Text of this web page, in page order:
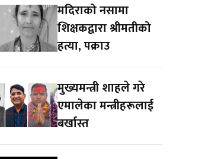
मदिराको नसामा
शिक्षकद्वारा श्रीमतीको
हत्या, पक्राउ
मुख्यमन्त्री शाहले गरे
एमालेका मन्त्रीहरूलाई
बर्खास्त